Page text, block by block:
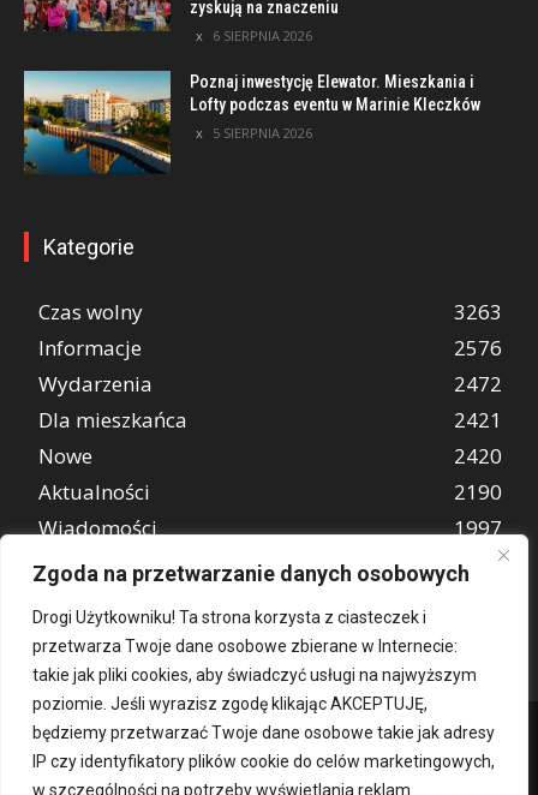
Zgoda na przetwarzanie danych osobowych
Drogi Użytkowniku! Ta strona korzysta z ciasteczek i
przetwarza Twoje dane osobowe zbierane w Internecie:
takie jak pliki cookies, aby świadczyć usługi na najwyższym
poziomie. Jeśli wyrazisz zgodę klikając AKCEPTUJĘ,
będziemy przetwarzać Twoje dane osobowe takie jak adresy
IP czy identyfikatory plików cookie do celów marketingowych,
w szczególności na potrzeby wyświetlania reklam
zyskują na znaczeniu
6 SIERPNIA 2026
Poznaj inwestycję Elewator. Mieszkania i
Lofty podczas eventu w Marinie Kleczków
5 SIERPNIA 2026
Kategorie
Czas wolny
3263
Informacje
2576
Wydarzenia
2472
Dla mieszkańca
2421
Nowe
2420
Aktualności
2190
Wiadomości
1997
REKLAMA
849